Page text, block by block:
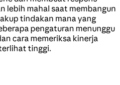
lebih mahal saat membangun
tindakan mana yang
pengaturan menunggu
cara memeriksa kinerja
tinggi.